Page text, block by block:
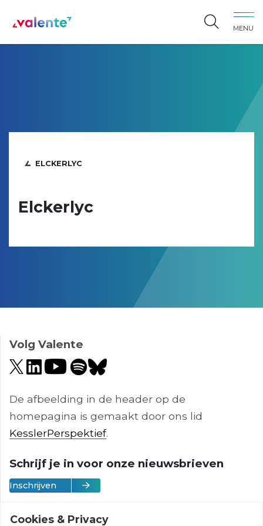
MENU
ELCKERLYC
Elckerlyc
Volg Valente
De afbeelding in de header op de
homepagina is gemaakt door ons lid
KesslerPerspektief.
Schrijf je in voor onze nieuwsbrieven
Inschrijven
Cookies & Privacy